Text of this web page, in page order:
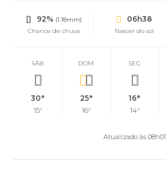
92% (1.18mm)
Chance de chuva
06h38
Nascer do sol
SÁB
30°
15°
DOM
25°
16°
SEG
16°
14°
Atualizado às 08h01